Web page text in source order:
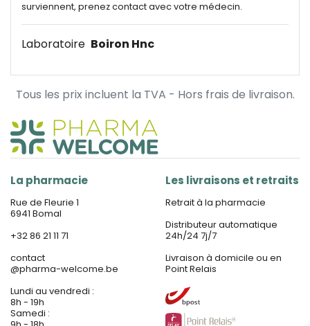
surviennent, prenez contact avec votre médecin.
Laboratoire Boiron Hnc
Tous les prix incluent la TVA - Hors frais de livraison.
La pharmacie
Rue de Fleurie 1
6941 Bomal
+32 86 21 11 71
contact
@pharma-welcome.be
Lundi au vendredi :
8h - 19h
Samedi :
Les livraisons et retraits
Retrait à la pharmacie
Distributeur automatique
24h/24 7j/7
Livraison à domicile ou en
Point Relais